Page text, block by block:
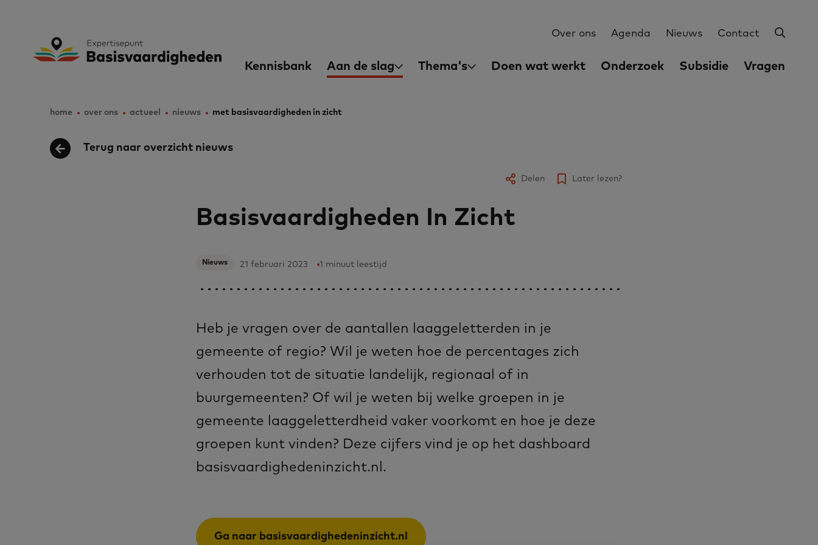
main
Expertisepunt Basisvaardigheden
Utilities
Over ons Agenda Nieuws Contact
Main
Kennisbank Aan de slag Thema's Doen wat werkt Onderzoek Subsidie Vragen
Breadcrumb
home over ons actueel nieuws met basisvaardigheden in zicht
Terug naar overzicht nieuws
Delen Later lezen?
Basisvaardigheden In Zicht
Nieuws 21 februari 2023 1 minuut leestijd
Heb je vragen over de aantallen laaggeletterden in je
gemeente of regio? Wil je weten hoe de percentages zich
verhouden tot de situatie landelijk, regionaal of in
buurgemeenten? Of wil je weten bij welke groepen in je
gemeente laaggeletterdheid vaker voorkomt en hoe je deze
groepen kunt vinden? Deze cijfers vind je op het dashboard
basisvaardighedeninzicht.nl.
Ga naar basisvaardighedeninzicht.nl